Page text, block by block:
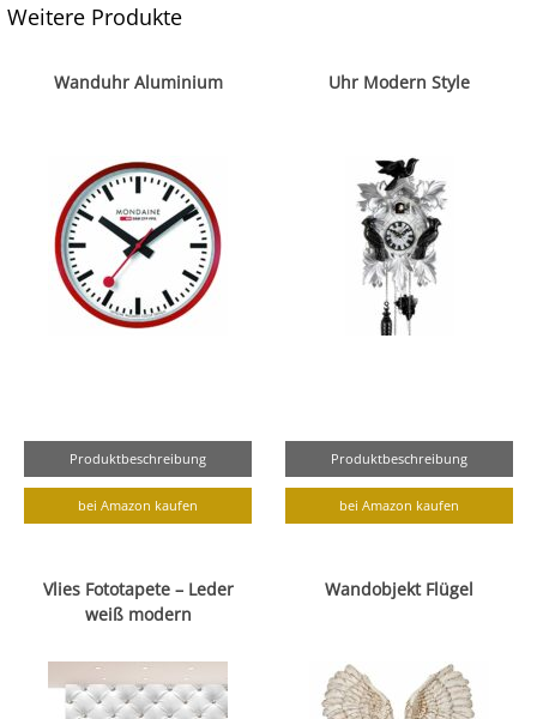
Weitere Produkte
Wanduhr Aluminium
Produktbeschreibung
bei Amazon kaufen
Uhr Modern Style
Produktbeschreibung
bei Amazon kaufen
Vlies Fototapete – Leder
weiß modern
Wandobjekt Flügel